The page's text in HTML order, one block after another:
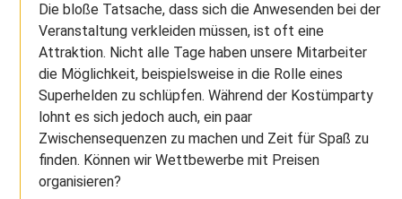
Die bloße Tatsache, dass sich die Anwesenden bei der
Veranstaltung verkleiden müssen, ist oft eine
Attraktion. Nicht alle Tage haben unsere Mitarbeiter
die Möglichkeit, beispielsweise in die Rolle eines
Superhelden zu schlüpfen. Während der Kostümparty
lohnt es sich jedoch auch, ein paar
Zwischensequenzen zu machen und Zeit für Spaß zu
finden. Können wir Wettbewerbe mit Preisen
organisieren?